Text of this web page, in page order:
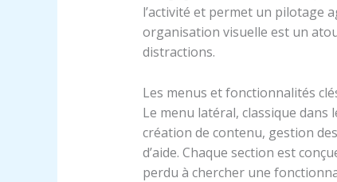
l’activité et permet un pilotage
organisation visuelle est un
distractions.
Les menus et fonctionnalités
Le menu latéral, classique
création de contenu, gestion
d’aide. Chaque section est
perdu à chercher une